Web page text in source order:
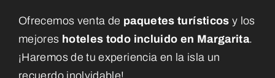
Ofrecemos venta de paquetes turísticos y los
mejores hoteles todo incluido en Margarita.
¡Haremos de tu experiencia en la isla un
recuerdo inolvidable!